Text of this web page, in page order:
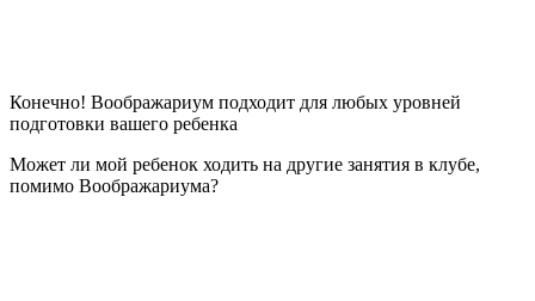
Конечно! Воображариум подходит для любых уровней
подготовки вашего ребенка
Может ли мой ребенок ходить на другие занятия в клубе,
помимо Воображариума?